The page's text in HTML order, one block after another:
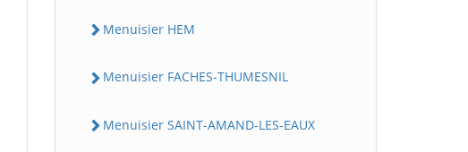
Menuisier HEM
Menuisier FACHES-THUMESNIL
Menuisier SAINT-AMAND-LES-EAUX